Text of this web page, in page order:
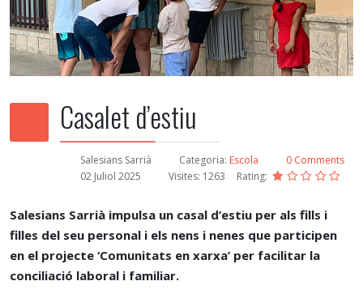
Casalet d’estiu
Salesians Sarrià Categoria: Escola
0 Comments
02 Juliol 2025
Visites: 1263 Rating:
Salesians Sarrià impulsa un casal d’estiu per als fills i
filles del seu personal i els nens i nenes que participen
en el projecte ‘Comunitats en xarxa’ per facilitar la
conciliació laboral i familiar.